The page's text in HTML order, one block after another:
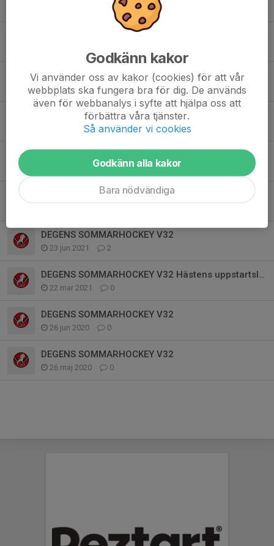
18 jul 2022 0
20 jun 2022 1
0
DEGENS SOMMARHOCKEY V32
23 jun 2021 2
DEGENS SOMMARHOCKEY V32 Hästens uppstartsläger
22 mar 2021 0
DEGENS SOMMARHOCKEY V32
26 jun 2020 0
DEGENS SOMMARHOCKEY V32
26 maj 2020 0
Godkänn kakor
Vi använder oss av kakor (cookies) för att vår
webbplats ska fungera bra för dig. De används
även för webbanalys i syfte att hjälpa oss att
förbättra våra tjänster.
Så använder vi cookies
Godkänn alla kakor
Bara nödvändiga